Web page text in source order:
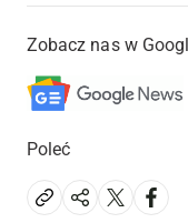
Zobacz nas w
Poleć